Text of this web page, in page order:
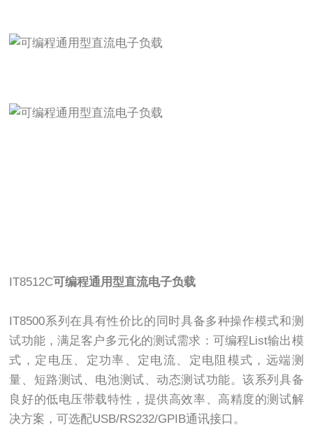
IT8512C可编程通用型直流电子负载
IT8500系列在具有性价比的同时具备多种操作模式和测
试功能，满足客户多元化的测试需求：可编程List输出模
式，定电压、定功率、定电流、定电阻模式，远端测
量、短路测试、电池测试、动态测试功能。该系列具备
良好的低电压带载特性，提供高效率、高精度的测试解
决方案，可选配USB/RS232/GPIB通讯接口。